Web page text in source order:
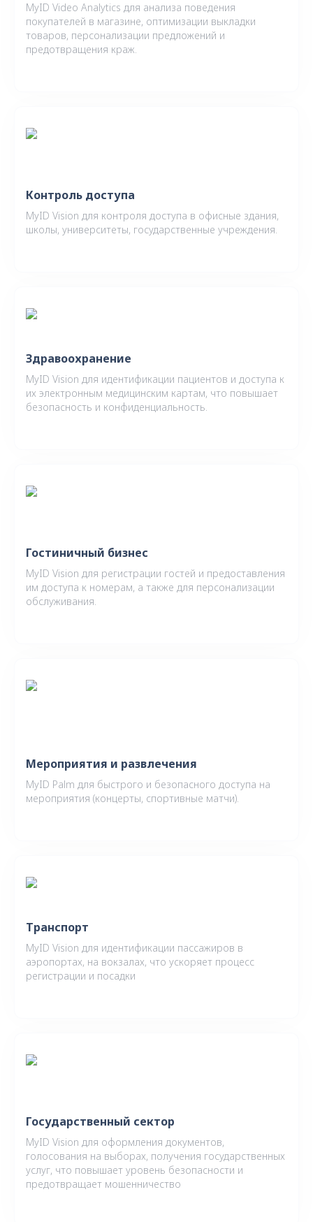
MyID Video Analytics для анализа поведения
покупателей в магазине, оптимизации выкладки
товаров, персонализации предложений и
предотвращения краж.
Контроль доступа
MyID Vision для контроля доступа в офисные здания,
школы, университеты, государственные учреждения.
Здравоохранение
MyID Vision для идентификации пациентов и доступа к
их электронным медицинским картам, что повышает
безопасность и конфиденциальность.
Гостиничный бизнес
MyID Vision для регистрации гостей и предоставления
им доступа к номерам, а также для персонализации
обслуживания.
Мероприятия и развлечения
MyID Palm для быстрого и безопасного доступа на
мероприятия (концерты, спортивные матчи).
Транспорт
MyID Vision для идентификации пассажиров в
аэропортах, на вокзалах, что ускоряет процесс
регистрации и посадки
Государственный сектор
MyID Vision для оформления документов,
голосования на выборах, получения государственных
услуг, что повышает уровень безопасности и
предотвращает мошенничество